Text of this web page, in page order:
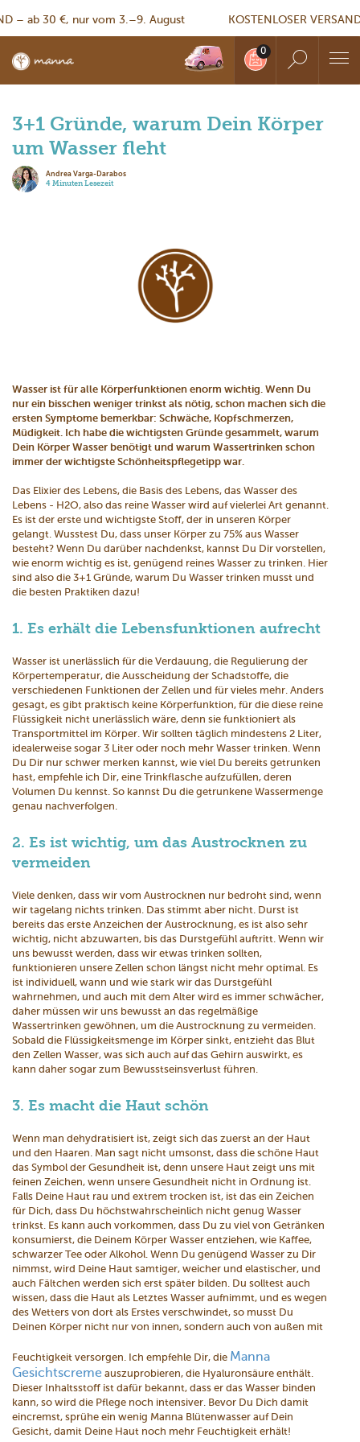
– ab 30 €, nur vom 3.–9. August KOSTENLOSER
3+1 Gründe, warum Dein Körper
um Wasser fleht
Andrea Varga-Darabos
4 Minuten Lesezeit
Wasser ist für alle Körperfunktionen enorm wichtig. Wenn Du
nur ein bisschen weniger trinkst als nötig, schon machen sich die
ersten Symptome bemerkbar: Schwäche, Kopfschmerzen,
Müdigkeit. Ich habe die wichtigsten Gründe gesammelt, warum
Dein Körper Wasser benötigt und warum Wassertrinken schon
immer der wichtigste Schönheitspflegetipp war.
Das Elixier des Lebens, die Basis des Lebens, das Wasser des
Lebens - H2O, also das reine Wasser wird auf vielerlei Art genannt.
Es ist der erste und wichtigste Stoff, der in unseren Körper
gelangt. Wusstest Du, dass unser Körper zu 75% aus Wasser
besteht? Wenn Du darüber nachdenkst, kannst Du Dir vorstellen,
wie enorm wichtig es ist, genügend reines Wasser zu trinken. Hier
sind also die 3+1 Gründe, warum Du Wasser trinken musst und
die besten Praktiken dazu!
1. Es erhält die Lebensfunktionen aufrecht
Wasser ist unerlässlich für die Verdauung, die Regulierung der
Körpertemperatur, die Ausscheidung der Schadstoffe, die
verschiedenen Funktionen der Zellen und für vieles mehr. Anders
gesagt, es gibt praktisch keine Körperfunktion, für die diese reine
Flüssigkeit nicht unerlässlich wäre, denn sie funktioniert als
Transportmittel im Körper. Wir sollten täglich mindestens 2 Liter,
idealerweise sogar 3 Liter oder noch mehr Wasser trinken. Wenn
Du Dir nur schwer merken kannst, wie viel Du bereits getrunken
hast, empfehle ich Dir, eine Trinkflasche aufzufüllen, deren
Volumen Du kennst. So kannst Du die getrunkene Wassermenge
genau nachverfolgen.
2. Es ist wichtig, um das Austrocknen zu
vermeiden
Viele denken, dass wir vom Austrocknen nur bedroht sind, wenn
wir tagelang nichts trinken. Das stimmt aber nicht. Durst ist
bereits das erste Anzeichen der Austrocknung, es ist also sehr
wichtig, nicht abzuwarten, bis das Durstgefühl auftritt. Wenn wir
uns bewusst werden, dass wir etwas trinken sollten,
funktionieren unsere Zellen schon längst nicht mehr optimal. Es
ist individuell, wann und wie stark wir das Durstgefühl
wahrnehmen, und auch mit dem Alter wird es immer schwächer,
daher müssen wir uns bewusst an das regelmäßige
Wassertrinken gewöhnen, um die Austrocknung zu vermeiden.
Sobald die Flüssigkeitsmenge im Körper sinkt, entzieht das Blut
den Zellen Wasser, was sich auch auf das Gehirn auswirkt, es
kann daher sogar zum Bewusstseinsverlust führen.
3. Es macht die Haut schön
Wenn man dehydratisiert ist, zeigt sich das zuerst an der Haut
und den Haaren. Man sagt nicht umsonst, dass die schöne Haut
das Symbol der Gesundheit ist, denn unsere Haut zeigt uns mit
feinen Zeichen, wenn unsere Gesundheit nicht in Ordnung ist.
Falls Deine Haut rau und extrem trocken ist, ist das ein Zeichen
für Dich, dass Du höchstwahrscheinlich nicht genug Wasser
trinkst. Es kann auch vorkommen, dass Du zu viel von Getränken
konsumierst, die Deinem Körper Wasser entziehen, wie Kaffee,
schwarzer Tee oder Alkohol. Wenn Du genügend Wasser zu Dir
nimmst, wird Deine Haut samtiger, weicher und elastischer, und
auch Fältchen werden sich erst später bilden. Du solltest auch
wissen, dass die Haut als Letztes Wasser aufnimmt, und es wegen
des Wetters von dort als Erstes verschwindet, so musst Du
Deinen Körper nicht nur von innen, sondern auch von außen mit
Feuchtigkeit versorgen. Ich empfehle Dir, die Manna
Gesichtscreme auszuprobieren, die Hyaluronsäure enthält.
Dieser Inhaltsstoff ist dafür bekannt, dass er das Wasser binden
kann, so wird die Pflege noch intensiver. Bevor Du Dich damit
eincremst, sprühe ein wenig Manna Blütenwasser auf Dein
Gesicht, damit Deine Haut noch mehr Feuchtigkeit erhält!